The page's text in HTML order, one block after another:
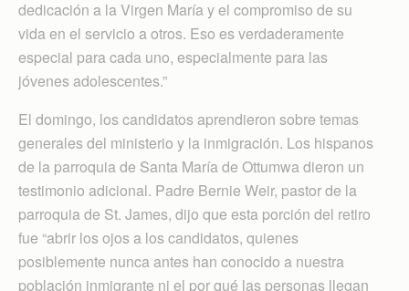
dedicación a la Virgen María y el compromiso de su
vida en el servicio a otros. Eso es verdaderamente
especial para cada uno, especialmente para las
jóvenes adolescentes.”
El domingo, los candidatos aprendieron sobre temas
generales del ministerio y la inmigración. Los hispanos
de la parroquia de Santa María de Ottumwa dieron un
testimonio adicional. Padre Bernie Weir, pastor de la
parroquia de St. James, dijo que esta porción del retiro
fue “abrir los ojos a los candidatos, quienes
posiblemente nunca antes han conocido a nuestra
población inmigrante ni el por qué las personas llegan